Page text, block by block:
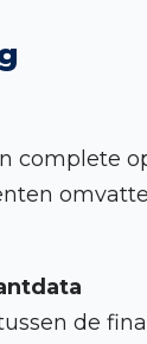
complete
de